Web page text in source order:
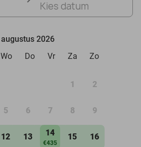
Kies datum
augustus 2026
Wo Do Vr Za Zo
1 2
5 6 7 8 9
12 13 14
€435
15 16